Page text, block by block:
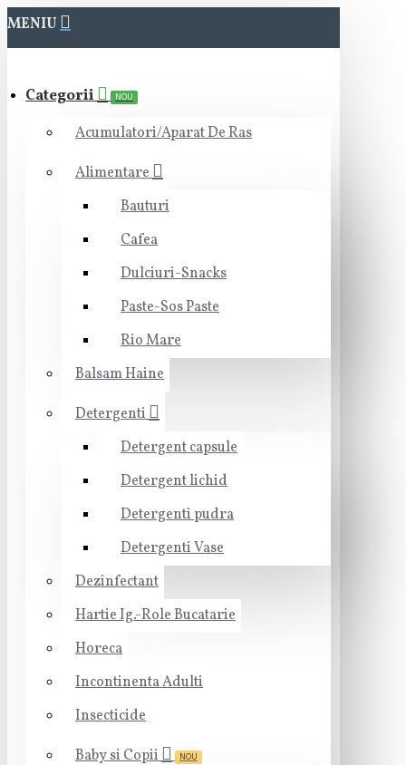
MENIU
Categorii NOU
Acumulatori/Aparat De Ras
Alimentare
Bauturi
Cafea
Dulciuri-Snacks
Paste-Sos Paste
Rio Mare
Balsam Haine
Detergenti
Detergent capsule
Detergent lichid
Detergenti pudra
Detergenti Vase
Dezinfectant
Hartie Ig.-Role Bucatarie
Horeca
Incontinenta Adulti
Insecticide
Baby si Copii
NOU